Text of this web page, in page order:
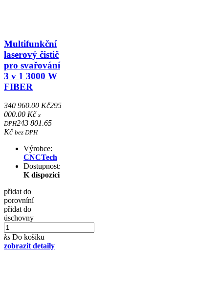
Multifunkční
laserový čistič
pro svařování
3 v 1 3000 W
FIBER
340 960.00 Kč295
000.00 Kč s
DPH243 801.65
Kč bez DPH
Výrobce:
CNCTech
Dostupnost:
K dispozici
přidat do
porovníní
přidat do
úschovny
ks Do košíku
zobrazit detaily